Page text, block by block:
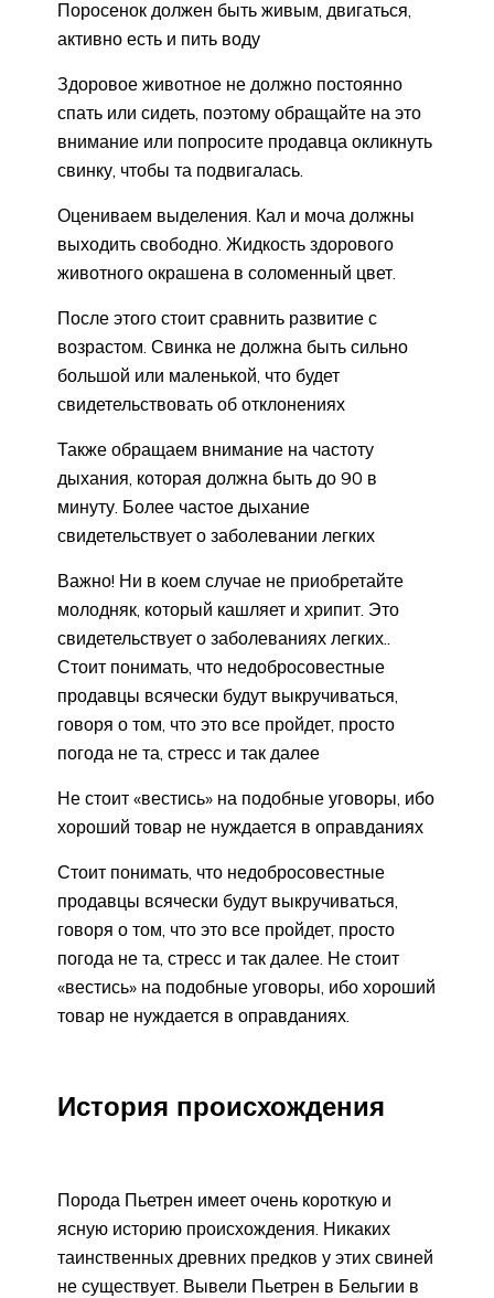
Поросенок должен быть живым, двигаться,
активно есть и пить воду
Здоровое животное не должно постоянно
спать или сидеть, поэтому обращайте на это
внимание или попросите продавца окликнуть
свинку, чтобы та подвигалась.
Оцениваем выделения. Кал и моча должны
выходить свободно. Жидкость здорового
животного окрашена в соломенный цвет.
После этого стоит сравнить развитие с
возрастом. Свинка не должна быть сильно
большой или маленькой, что будет
свидетельствовать об отклонениях
Также обращаем внимание на частоту
дыхания, которая должна быть до 90 в
минуту. Более частое дыхание
свидетельствует о заболевании легких
Важно! Ни в коем случае не приобретайте
молодняк, который кашляет и хрипит. Это
свидетельствует о заболеваниях легких..
Стоит понимать, что недобросовестные
продавцы всячески будут выкручиваться,
говоря о том, что это все пройдет, просто
погода не та, стресс и так далее
Не стоит «вестись» на подобные уговоры, ибо
хороший товар не нуждается в оправданиях
Стоит понимать, что недобросовестные
продавцы всячески будут выкручиваться,
говоря о том, что это все пройдет, просто
погода не та, стресс и так далее. Не стоит
«вестись» на подобные уговоры, ибо хороший
товар не нуждается в оправданиях.
История происхождения
Порода Пьетрен имеет очень короткую и
ясную историю происхождения. Никаких
таинственных древних предков у этих свиней
не существует. Вывели Пьетрен в Бельгии в